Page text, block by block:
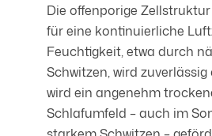
Die offenporige
für eine kontinuierliche
Feuchtigkeit, etwa durch
Schwitzen, wird
wird ein angenehm
Schlafumfeld – auch im